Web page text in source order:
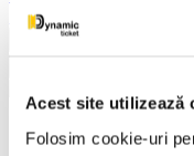
Acest site utilizează
Folosim cookie-uri
Earlybird
Vezi mai multe
Comedie